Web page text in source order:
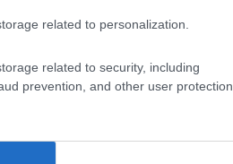
related to personalization.
related to security, including
prevention, and other user protection.